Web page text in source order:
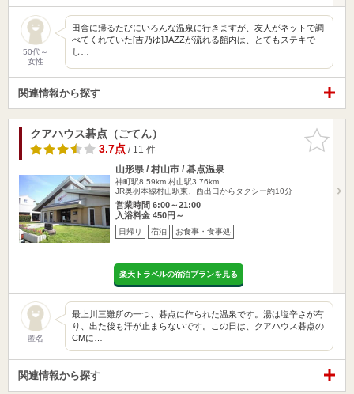
50代～
女性
田舎に帰るたびにいろんな温泉に行きますが、友人がネットで調
べてくれていた[吉乃ゆ]JAZZが流れる館内は、とてもステキで
し…
関連情報から探す
お気に入
りに追加
クアハウス碁点（ごてん）
3.7点/ 11 件
山形県 / 村山市 / 碁点温泉
神町駅8.59km 村山駅3.76km
JR奥羽本線村山駅東、西出口からタクシー約10分
営業時間 6:00～21:00
入浴料金 450円～
日帰り 宿泊 お食事・食事処
楽天トラベルの宿泊プランを見る
匿名
最上川三難所の一つ、碁点に作られた温泉です。湯は塩辛さが有
り、出た後も汗が止まらないです。この日は、クアハウス碁点の
CMに…
関連情報から探す